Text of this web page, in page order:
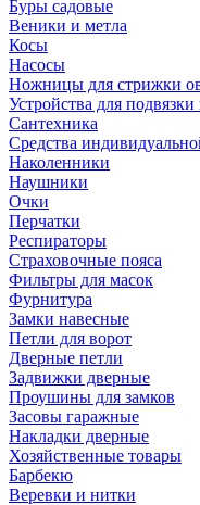
Буры садовые
Веники и метла
Косы
Насосы
Ножницы для стрижки
Устройства для
Сантехника
Средства
Наколенники
Наушники
Очки
Перчатки
Респираторы
Страховочные пояса
Фильтры для масок
Фурнитура
Замки навесные
Петли для ворот
Дверные петли
Задвижки дверные
Проушины для замков
Засовы гаражные
Накладки дверные
Хозяйственные товары
Барбекю
Веревки и нитки